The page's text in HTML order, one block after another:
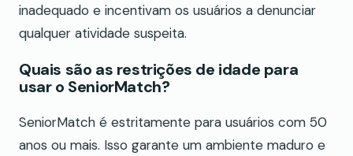
inadequado e incentivam os usuários a denunciar
qualquer atividade suspeita.
Quais são as restrições de idade para
usar o SeniorMatch?
SeniorMatch é estritamente para usuários com 50
anos ou mais. Isso garante um ambiente maduro e